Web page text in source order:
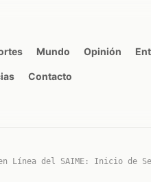
Mundo Opinión
Contacto
Línea del SAIME: Inicio de